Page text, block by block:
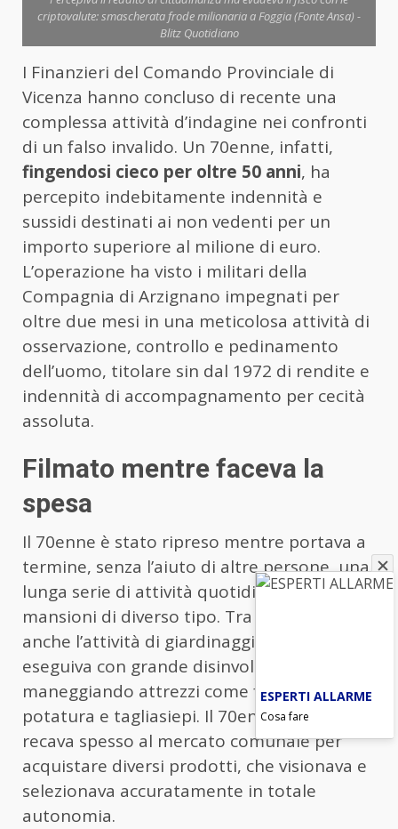
criptovalute: smascherata frode milionaria a Foggia (Fonte Ansa) -
Blitz Quotidiano
I Finanzieri del Comando Provinciale di
Vicenza hanno concluso di recente una
complessa attività d’indagine nei confronti
di un falso invalido. Un 70enne, infatti,
fingendosi cieco per oltre 50 anni, ha
percepito indebitamente indennità e
sussidi destinati ai non vedenti per un
importo superiore al milione di euro.
L’operazione ha visto i militari della
Compagnia di Arzignano impegnati per
oltre due mesi in una meticolosa attività di
osservazione, controllo e pedinamento
dell’uomo, titolare sin dal 1972 di rendite e
indennità di accompagnamento per cecità
assoluta.
Filmato mentre faceva la
spesa
Il 70enne è stato ripreso mentre portava a
termine, senza l’aiuto di altre persone, una
lunga serie di attività quotidiane e
mansioni di diverso tipo. Tra queste c’era
anche l’attività di giardinaggio, che l’uomo
eseguiva con grande disinvoltura
maneggiando attrezzi come forbici da
potatura e tagliasiepi. Il 70enne, inoltre, si
recava spesso al mercato comunale per
acquistare diversi prodotti, che visionava e
selezionava accuratamente in totale
autonomia.
ESPERTI ALLARME
Cosa fare